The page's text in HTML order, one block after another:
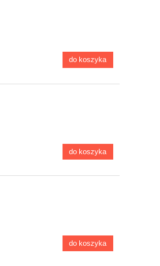
do koszyka
do koszyka
do koszyka